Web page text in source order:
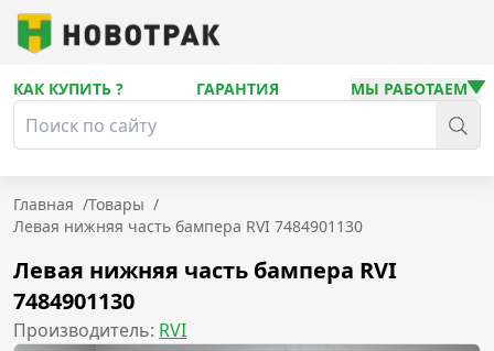
КАК КУПИТЬ ? ГАРАНТИЯ МЫ РАБОТАЕМ
Главная /Товары /
Левая нижняя часть бампера RVI 7484901130
Левая нижняя часть бампера RVI
7484901130
Производитель: RVI